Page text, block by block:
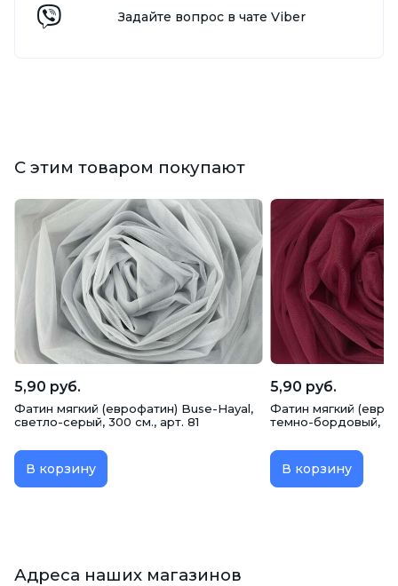
Задайте вопрос в чате Viber
С этим товаром покупают
5,90 руб.
Фатин мягкий (еврофатин) Buse-Hayal,
светло-серый, 300 см., арт. 81
В корзину
5,90 руб.
Фатин мягкий
темно-бордовый,
В корзину
Адреса наших магазинов